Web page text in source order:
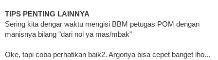
TIPS PENTING LAINNYA
Sering kita dengar waktu mengisi BBM petugas POM dengan
manisnya bilang "dari nol ya mas/mbak"
Oke, tapi coba perhatikan baik2. Argonya bisa cepet banget lho...